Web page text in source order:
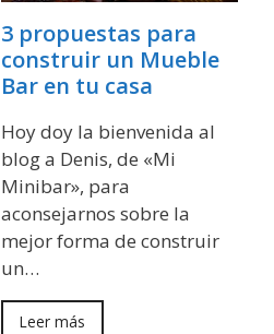
3 propuestas para
construir un Mueble
Bar en tu casa
Hoy doy la bienvenida al
blog a Denis, de «Mi
Minibar», para
aconsejarnos sobre la
mejor forma de construir
un…
Leer más